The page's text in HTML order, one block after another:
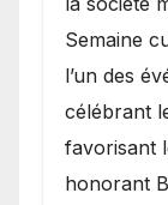
Semaine
l’un des
célébrant
favorisant
honorant